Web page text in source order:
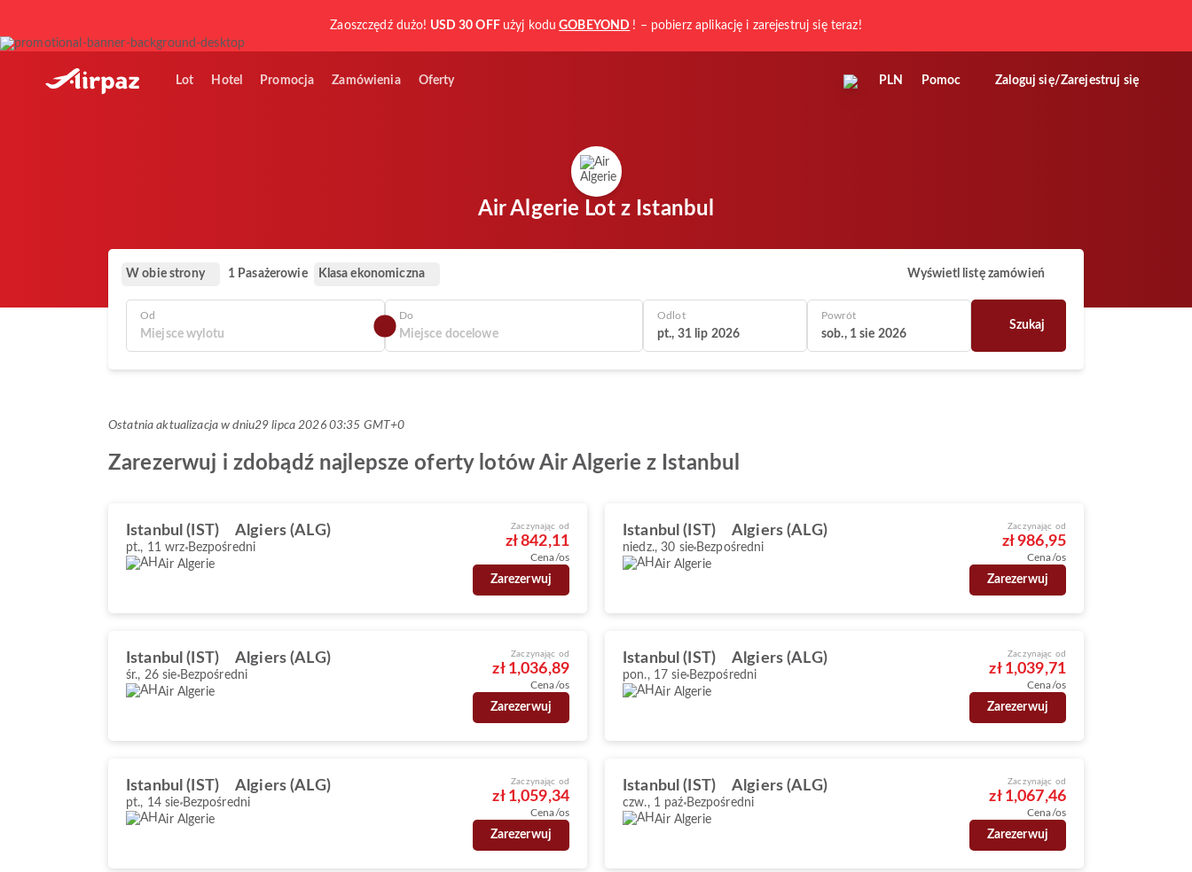
Zaoszczędź dużo! USD 30 OFF użyj kodu GOBEYOND ! – pobierz aplikację i zarejestruj się teraz!
Lot Hotel Promocja Zamówienia Oferty PLN Pomoc Zaloguj się/Zarejestruj się
Air Algerie Lot z Istanbul
W obie strony 1 Pasażerowie Klasa ekonomiczna Wyświetl listę zamówień
Od Do Odlot
pt., 31 lip 2026
Powrót
sob., 1 sie 2026
Szukaj
Ostatnia aktualizacja w dniu29 lipca 2026 03:35 GMT+0
Zarezerwuj i zdobądź najlepsze oferty lotów Air Algerie z Istanbul
Istanbul (IST) Algiers (ALG)
pt., 11 wrz Bezpośredni
Air Algerie
Zaczynając od
zł 842,11
Cena/os
Zarezerwuj
Istanbul (IST) Algiers (ALG)
niedz., 30 sie Bezpośredni
Air Algerie
Zaczynając od
zł 986,95
Cena/os
Zarezerwuj
Istanbul (IST) Algiers (ALG)
śr., 26 sie Bezpośredni
Air Algerie
Zaczynając od
zł 1,036,89
Cena/os
Zarezerwuj
Istanbul (IST) Algiers (ALG)
pon., 17 sie Bezpośredni
Air Algerie
Zaczynając od
zł 1,039,71
Cena/os
Zarezerwuj
Istanbul (IST) Algiers (ALG)
pt., 14 sie Bezpośredni
Air Algerie
Zaczynając od
zł 1,059,34
Cena/os
Zarezerwuj
Istanbul (IST) Algiers (ALG)
czw., 1 paź Bezpośredni
Air Algerie
Zaczynając od
zł 1,067,46
Cena/os
Zarezerwuj